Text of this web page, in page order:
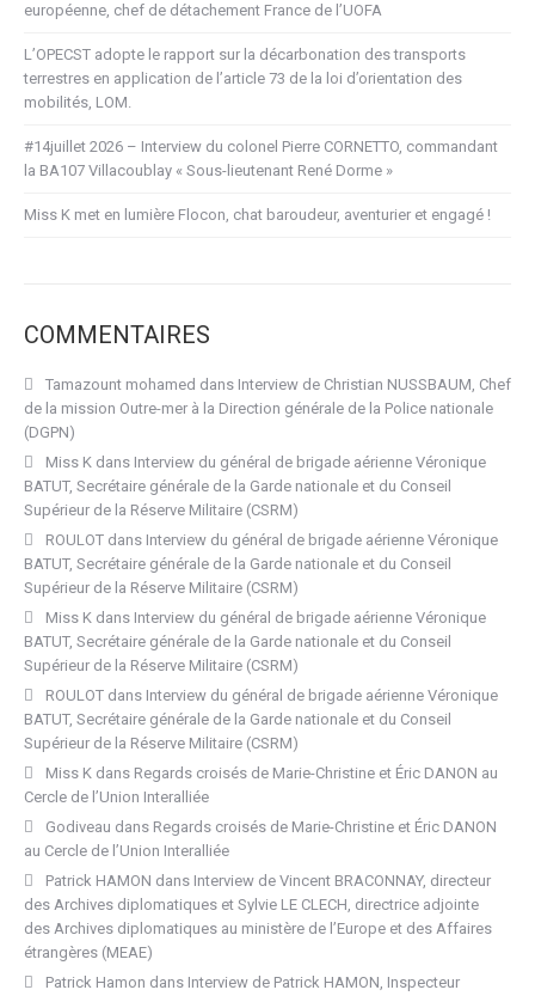
européenne, chef de détachement France de l’UOFA
L’OPECST adopte le rapport sur la décarbonation des transports
terrestres en application de l’article 73 de la loi d’orientation des
mobilités, LOM.
#14juillet 2026 – Interview du colonel Pierre CORNETTO, commandant
la BA107 Villacoublay « Sous-lieutenant René Dorme »
Miss K met en lumière Flocon, chat baroudeur, aventurier et engagé !
COMMENTAIRES
Tamazount mohamed dans Interview de Christian NUSSBAUM, Chef
de la mission Outre-mer à la Direction générale de la Police nationale
(DGPN)
Miss K dans Interview du général de brigade aérienne Véronique
BATUT, Secrétaire générale de la Garde nationale et du Conseil
Supérieur de la Réserve Militaire (CSRM)
ROULOT dans Interview du général de brigade aérienne Véronique
BATUT, Secrétaire générale de la Garde nationale et du Conseil
Supérieur de la Réserve Militaire (CSRM)
Miss K dans Interview du général de brigade aérienne Véronique
BATUT, Secrétaire générale de la Garde nationale et du Conseil
Supérieur de la Réserve Militaire (CSRM)
ROULOT dans Interview du général de brigade aérienne Véronique
BATUT, Secrétaire générale de la Garde nationale et du Conseil
Supérieur de la Réserve Militaire (CSRM)
Miss K dans Regards croisés de Marie-Christine et Éric DANON au
Cercle de l’Union Interalliée
Godiveau dans Regards croisés de Marie-Christine et Éric DANON
au Cercle de l’Union Interalliée
Patrick HAMON dans Interview de Vincent BRACONNAY, directeur
des Archives diplomatiques et Sylvie LE CLECH, directrice adjointe
des Archives diplomatiques au ministère de l’Europe et des Affaires
étrangères (MEAE)
Patrick Hamon dans Interview de Patrick HAMON, Inspecteur